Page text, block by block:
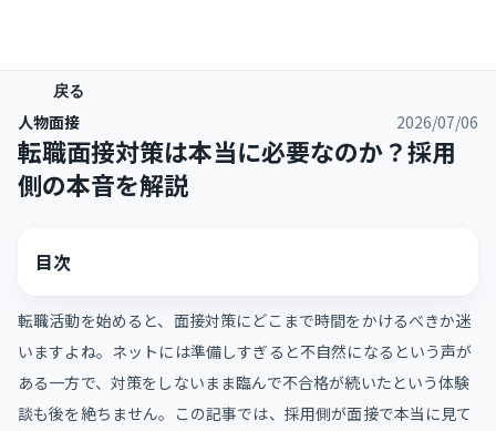
戻る
人物面接 2026/07/06
転職面接対策は本当に必要なのか？採用
側の本音を解説
目次
転職活動を始めると、面接対策にどこまで時間をかけるべきか迷
いますよね。ネットには準備しすぎると不自然になるという声が
ある一方で、対策をしないまま臨んで不合格が続いたという体験
談も後を絶ちません。この記事では、採用側が面接で本当に見て